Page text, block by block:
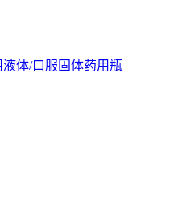
液体/口服固体药用瓶